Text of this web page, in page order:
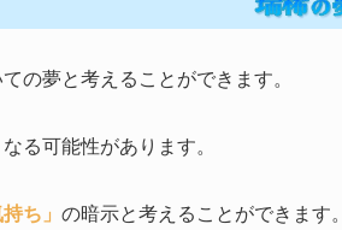
の夢と考えることができます。
る可能性があります。
ち」 の暗示と考えることができます。